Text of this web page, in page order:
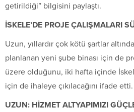
getirildiği” bilgisini paylaştı.
İSKELE’DE PROJE ÇALIŞMALARI
Uzun, yıllardır çok kötü şartlar
planlanan yeni şube binası için de
üzere olduğunu, iki hafta içinde
için de ihaleye çıkılacağını ifade etti.
UZUN: HİZMET ALTYAPIMIZI